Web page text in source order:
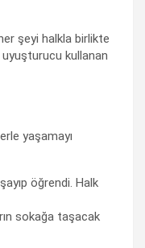
şeyi halkla birlikte
kullanan
yaşamayı
öğrendi. Halk
sokağa taşacak